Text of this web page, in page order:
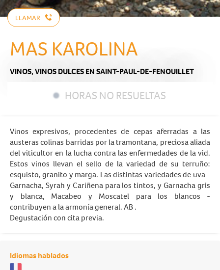
LLAMAR
MAS KAROLINA
VINOS,VINOS DULCESEN SAINT-PAUL-DE-FENOUILLET
HORAS NO RESUELTAS
Vinos expresivos, procedentes de cepas aferradas a las
austeras colinas barridas por la tramontana, preciosa aliada
del viticultor en la lucha contra las enfermedades de la vid.
Estos vinos llevan el sello de la variedad de su terruño:
esquisto, granito y marga. Las distintas variedades de uva -
Garnacha, Syrah y Cariñena para los tintos, y Garnacha gris
y blanca, Macabeo y Moscatel para los blancos -
contribuyen a la armonía general. AB .
Degustación con cita previa.
Idiomas hablados